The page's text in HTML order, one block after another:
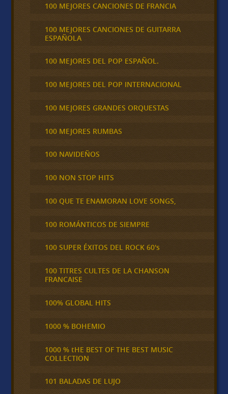
100 MEJORES CANCIONES DE FRANCIA
100 MEJORES CANCIONES DE GUITARRA
ESPAÑOLA
100 MEJORES DEL POP ESPAÑOL.
100 MEJORES DEL POP INTERNACIONAL
100 MEJORES GRANDES ORQUESTAS
100 MEJORES RUMBAS
100 NAVIDEÑOS
100 NON STOP HITS
100 QUE TE ENAMORAN LOVE SONGS,
100 ROMÁNTICOS DE SIEMPRE
100 SUPER ÉXITOS DEL ROCK 60's
100 TITRES CULTES DE LA CHANSON
FRANCAISE
100% GLOBAL HITS
1000 % BOHEMIO
1000 % tHE BEST OF THE BEST MUSIC
COLLECTION
101 BALADAS DE LUJO